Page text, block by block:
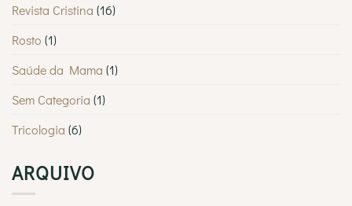
Revista Cristina (16)
Rosto (1)
Saúde da Mama (1)
Sem Categoria (1)
Tricologia (6)
ARQUIVO